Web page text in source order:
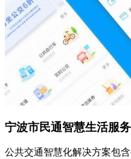
宁波市民通智慧生活服
公共交通智慧化解决方案包